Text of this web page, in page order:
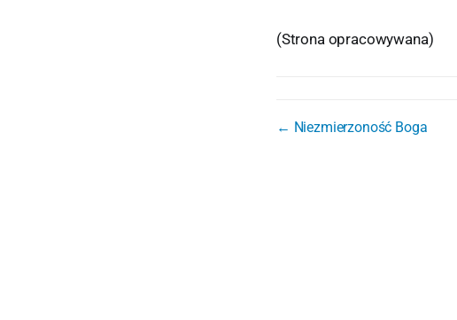
(Strona opracowywana)
← Niezmierzoność Boga